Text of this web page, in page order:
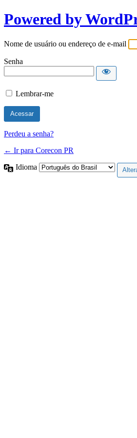
Powered by
Nome de usuário ou endereço de e-mail
Senha
Lembrar-me
Perdeu a senha?
← Ir para Corecon PR
Idioma